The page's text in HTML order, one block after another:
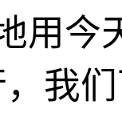
用今
我